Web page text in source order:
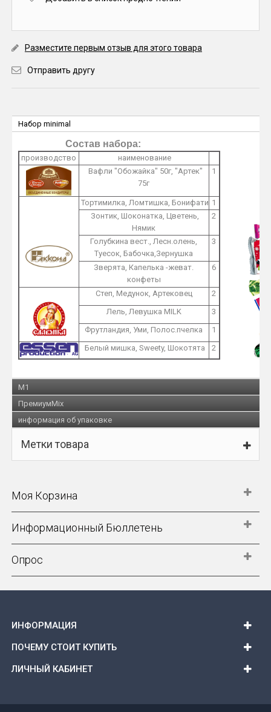
Разместите первым отзыв для этого товара
Отправить другу
Набор minimal
Состав набора:
производство
наименование
Вафли "Обожайка" 50г, "Артек"
75г
1
Тортимилка, Ломтишка, Бонифати 1
Зонтик, Шоконатка, Цветень,
Нямик
2
Голубкина вест., Лесн.олень,
Туесок, Бабочка,Зернушка
3
Зверята, Капелька -жеват.
конфеты
6
Степ, Медунок, Артековец
2
Лель, Левушка MILK
3
Фрутландия, Уми, Полос.пчелка
1
Белый мишка, Sweety, Шокотята
2
M1
ПремиумMix
информация об упаковке
Метки товара
Моя Корзина
Информационный Бюллетень
Опрос
ИНФОРМАЦИЯ
ПОЧЕМУ СТОИТ КУПИТЬ
ЛИЧНЫЙ КАБИНЕТ